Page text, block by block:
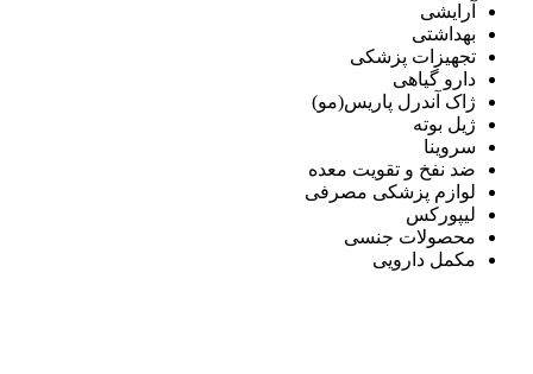
آرایشی
بهداشتی
تجهیزات پزشکی
دارو گیاهی
ژاک آندرل پاریس(مو)
ژیل بوته
سروینا
ضد نفخ و تقویت معده
لوازم پزشکی مصرفی
لیپورکس
محصولات جنسی
مکمل دارویی